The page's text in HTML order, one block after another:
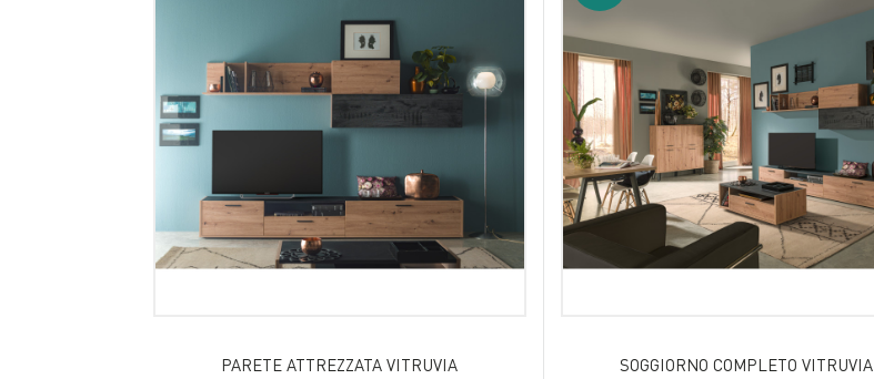
PARETE ATTREZZATA VITRUVIA SOGGIORNO COMPLETO VITRUVIA